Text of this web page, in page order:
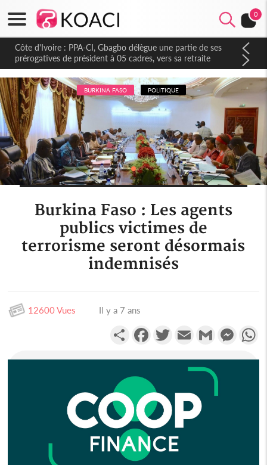
0
Côte d'Ivoire : PPA-CI, Gbagbo délègue une partie de ses
prérogatives de président à 05 cadres, vers sa retraite
politique ?
BURKINA FASO POLITIQUE
Burkina Faso : Les agents
publics victimes de
terrorisme seront désormais
indemnisés
12600 Vues Il y a 7 ans
PartagerFacebookTwitterEmail Gmail